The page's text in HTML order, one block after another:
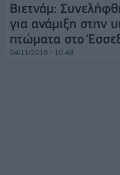
Βιετνάμ:
για ανάμιξη στην
πτώματα στο
04/11/2019 - 10:48